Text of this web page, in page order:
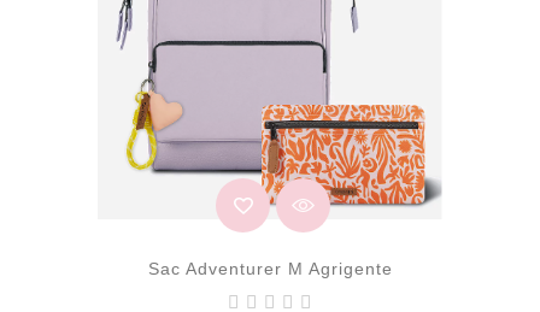
Sac Adventurer M Agrigente